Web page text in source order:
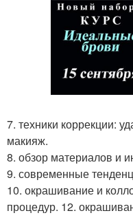
7. техники коррекции:
макияж.
8. обзор материалов и
9. современные
10. окрашивание и
процедур. 12.